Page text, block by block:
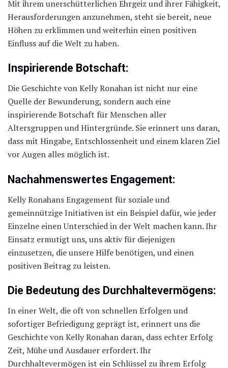
Mit ihrem unerschütterlichen Ehrgeiz und ihrer Fähigkeit,
Herausforderungen anzunehmen, steht sie bereit, neue
Höhen zu erklimmen und weiterhin einen positiven
Einfluss auf die Welt zu haben.
Inspirierende Botschaft:
Die Geschichte von Kelly Ronahan ist nicht nur eine
Quelle der Bewunderung, sondern auch eine
inspirierende Botschaft für Menschen aller
Altersgruppen und Hintergründe. Sie erinnert uns daran,
dass mit Hingabe, Entschlossenheit und einem klaren Ziel
vor Augen alles möglich ist.
Nachahmenswertes Engagement:
Kelly Ronahans Engagement für soziale und
gemeinnützige Initiativen ist ein Beispiel dafür, wie jeder
Einzelne einen Unterschied in der Welt machen kann. Ihr
Einsatz ermutigt uns, uns aktiv für diejenigen
einzusetzen, die unsere Hilfe benötigen, und einen
positiven Beitrag zu leisten.
Die Bedeutung des Durchhaltevermögens:
In einer Welt, die oft von schnellen Erfolgen und
sofortiger Befriedigung geprägt ist, erinnert uns die
Geschichte von Kelly Ronahan daran, dass echter Erfolg
Zeit, Mühe und Ausdauer erfordert. Ihr
Durchhaltevermögen ist ein Schlüssel zu ihrem Erfolg